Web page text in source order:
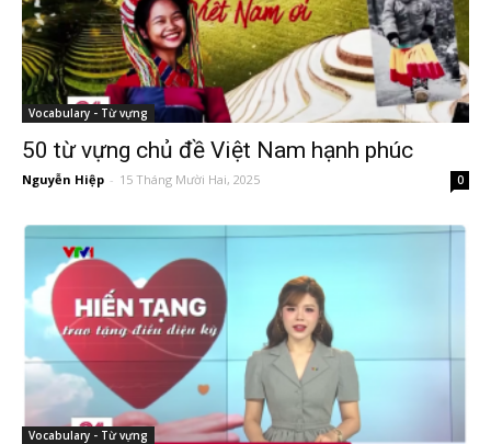
Vocabulary - Từ vựng
50 từ vựng chủ đề Việt Nam hạnh phúc
Nguyễn Hiệp - 15 Tháng Mười Hai, 2025 0
Vocabulary - Từ vựng